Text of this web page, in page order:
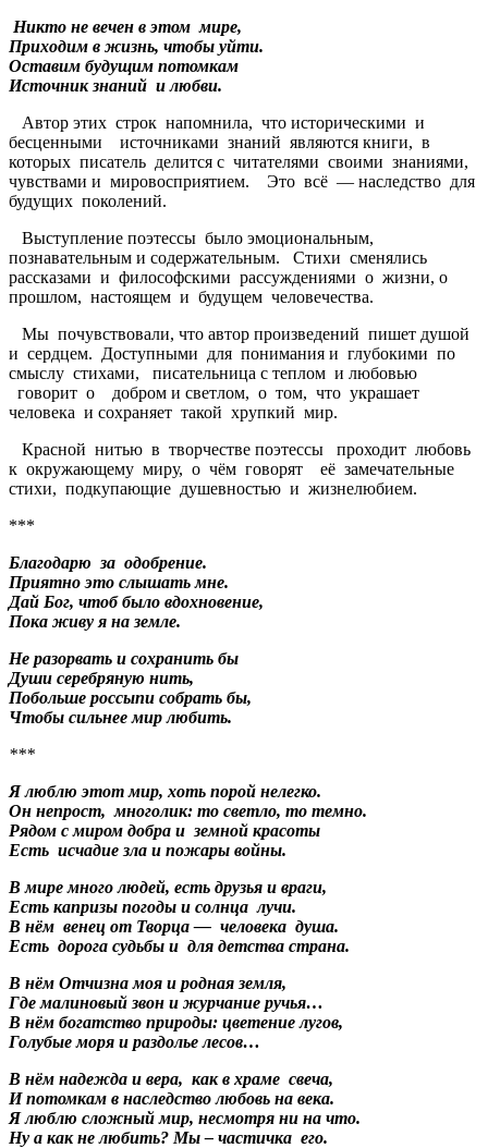
Никто не вечен в этом мире,
Приходим в жизнь, чтобы уйти.
Оставим будущим потомкам
Источник знаний и любви.
Автор этих строк напомнила, что историческими и
бесценными источниками знаний являются книги, в
которых писатель делится с читателями своими знаниями,
чувствами и мировосприятием. Это всё — наследство для
будущих поколений.
Выступление поэтессы было эмоциональным,
познавательным и содержательным. Стихи сменялись
рассказами и философскими рассуждениями о жизни, о
прошлом, настоящем и будущем человечества.
Мы почувствовали, что автор произведений пишет душой
и сердцем. Доступными для понимания и глубокими по
смыслу стихами, писательница с теплом и любовью
говорит о добром и светлом, о том, что украшает
человека и сохраняет такой хрупкий мир.
Красной нитью в творчестве поэтессы проходит любовь
к окружающему миру, о чём говорят её замечательные
стихи, подкупающие душевностью и жизнелюбием.
***
Благодарю за одобрение.
Приятно это слышать мне.
Дай Бог, чтоб было вдохновение,
Пока живу я на земле.
Не разорвать и сохранить бы
Души серебряную нить,
Побольше россыпи собрать бы,
Чтобы сильнее мир любить.
***
Я люблю этот мир, хоть порой нелегко.
Он непрост, многолик: то светло, то темно.
Рядом с миром добра и земной красоты
Есть исчадие зла и пожары войны.
В мире много людей, есть друзья и враги,
Есть капризы погоды и солнца лучи.
В нём венец от Творца — человека душа.
Есть дорога судьбы и для детства страна.
В нём Отчизна моя и родная земля,
Где малиновый звон и журчание ручья…
В нём богатство природы: цветение лугов,
Голубые моря и раздолье лесов…
В нём надежда и вера, как в храме свеча,
И потомкам в наследство любовь на века.
Я люблю сложный мир, несмотря ни на что.
Ну а как не любить? Мы – частичка его.